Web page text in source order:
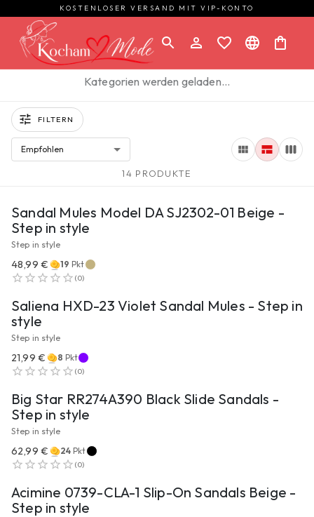
KOSTENLOSER VERSAND MIT VIP-KONTO
Kategorien werden geladen…
FILTERN
Empfohlen
14 PRODUKTE
ZUM PRODUKT
Sandal Mules Model DA SJ2302-01 Beige -
Step in style
Step in style
48,99 € 19 Pkt
(0)
Saliena HXD-23 Violet Sandal Mules - Step in
style
Step in style
21,99 € 8 Pkt
(0)
Big Star RR274A390 Black Slide Sandals -
Step in style
Step in style
62,99 € 24 Pkt
(0)
Acimine 0739-CLA-1 Slip-On Sandals Beige -
Step in style